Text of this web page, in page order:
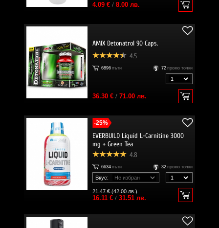
4.09 €/ 8.00 лв.
AMIX Detonatrol 90 Caps.
4.5
6896 пъти 72 промо точки
36.30 €/ 71.00 лв.
-25%
EVERBUILD Liquid L-Carnitine 3000
mg + Green Tea
4.8
6634 пъти 32 промо точки
Вкус:
21.47 € (42.00 лв.)
16.11 €/ 31.51 лв.